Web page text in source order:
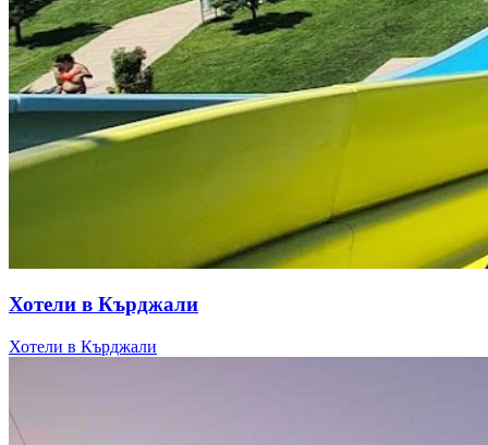
Хотели в Кърджали
Хотели в Кърджали